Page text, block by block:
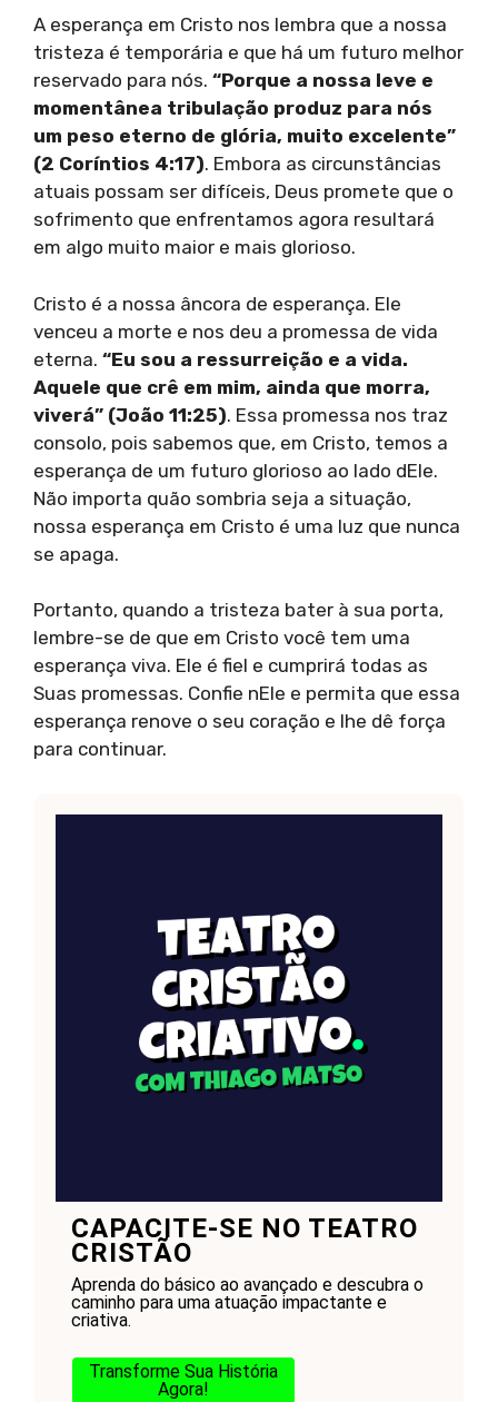
A esperança em Cristo nos lembra que a nossa
tristeza é temporária e que há um futuro melhor
reservado para nós. “Porque a nossa leve e
momentânea tribulação produz para nós
um peso eterno de glória, muito excelente”
(2 Coríntios 4:17). Embora as circunstâncias
atuais possam ser difíceis, Deus promete que o
sofrimento que enfrentamos agora resultará
em algo muito maior e mais glorioso.
Cristo é a nossa âncora de esperança. Ele
venceu a morte e nos deu a promessa de vida
eterna. “Eu sou a ressurreição e a vida.
Aquele que crê em mim, ainda que morra,
viverá” (João 11:25). Essa promessa nos traz
consolo, pois sabemos que, em Cristo, temos a
esperança de um futuro glorioso ao lado dEle.
Não importa quão sombria seja a situação,
nossa esperança em Cristo é uma luz que nunca
se apaga.
Portanto, quando a tristeza bater à sua porta,
lembre-se de que em Cristo você tem uma
esperança viva. Ele é fiel e cumprirá todas as
Suas promessas. Confie nEle e permita que essa
esperança renove o seu coração e lhe dê força
para continuar.
CAPACITE-SE NO TEATRO
CRISTÃO
Aprenda do básico ao avançado e descubra o
caminho para uma atuação impactante e
criativa.
Transforme Sua História
Agora!